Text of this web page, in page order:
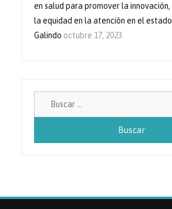
en salud para promover la
la equidad en la atención en el
Galindo octubre 17, 2023